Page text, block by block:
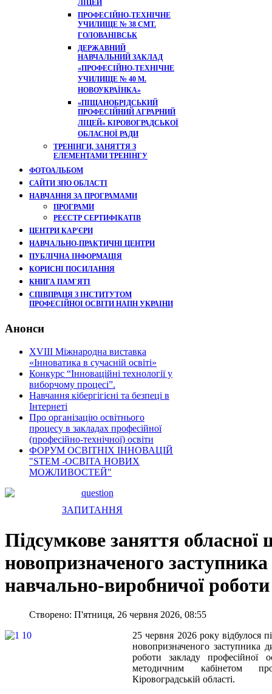
ЛІЦЕЙ
ПРОФЕСІЙНО-ТЕХНІЧНЕ
УЧИЛИЩЕ № 38 СМТ.
ГОЛОВАНІВСЬК
ДЕРЖАВНИЙ
НАВЧАЛЬНИЙ ЗАКЛАД
«ПРОФЕСІЙНО-ТЕХНІЧНЕ
УЧИЛИЩЕ № 40 М.
НОВОУКРАЇНКА»
«ПІЩАНОБРІДСЬКИЙ
ПРОФЕСІЙНИЙ АГРАРНИЙ
ЛІЦЕЙ» КІРОВОГРАДСЬКОЇ
ОБЛАСНОЇ РАДИ
ТРЕНІНГИ, ЗАНЯТТЯ З
ЕЛЕМЕНТАМИ ТРЕНІНГУ
ФОТОАЛЬБОМ
САЙТИ ЗПО ОБЛАСТІ
НАВЧАННЯ ЗА ПРОГРАМАМИ
ПРОГРАМИ
РЕЄСТР СЕРТИФІКАТІВ
ЦЕНТРИ КАР'ЄРИ
НАВЧАЛЬНО-ПРАКТИЧНІ ЦЕНТРИ
ПУБЛІЧНА ІНФОРМАЦІЯ
КОРИСНІ ПОСИЛАННЯ
КНИГА ПАМ`ЯТІ
СПІВПРАЦЯ З ІНСТИТУТОМ
ПРОФЕСІЙНОІ ОСВІТИ НАПН УКРАІНИ
Анонси
XVIII Міжнародна виставка
«Інноватика в сучасній освіті»
Конкурс “Інноваційні технології у
виборчому процесі”.
Навчання кібергігієні та безпеці в
Інтернеті
Про організацію освітнього
процесу в закладах професійної
(професійно-технічної) освіти
ФОРУМ ОСВІТНІХ ІННОВАЦІЙ
"STEM -ОСВІТА НОВИХ
МОЖЛИВОСТЕЙ"
ЗАПИТАННЯ
Підсумкове заняття обласної
новопризначеного
навчально-виробничої роботи
Створено: П'ятниця, 26 червня 2026, 08:55
25 червня 2026 року відбулося
новопризначеного заступника
роботи закладу професійної
методичним кабінетом
Кіровоградській області.